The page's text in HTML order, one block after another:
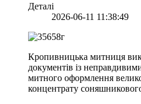
Деталі
2026-06-11 11:38:49
Кропивницька митниця
документів із
митного оформлення
концентрату